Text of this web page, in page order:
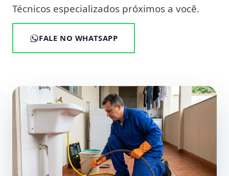
Técnicos especializados próximos a você.
FALE NO WHATSAPP